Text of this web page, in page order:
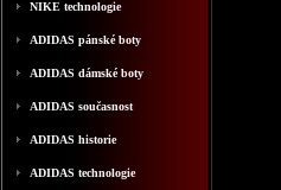
NIKE technologie
ADIDAS pánské boty
ADIDAS dámské boty
ADIDAS současnost
ADIDAS historie
ADIDAS technologie